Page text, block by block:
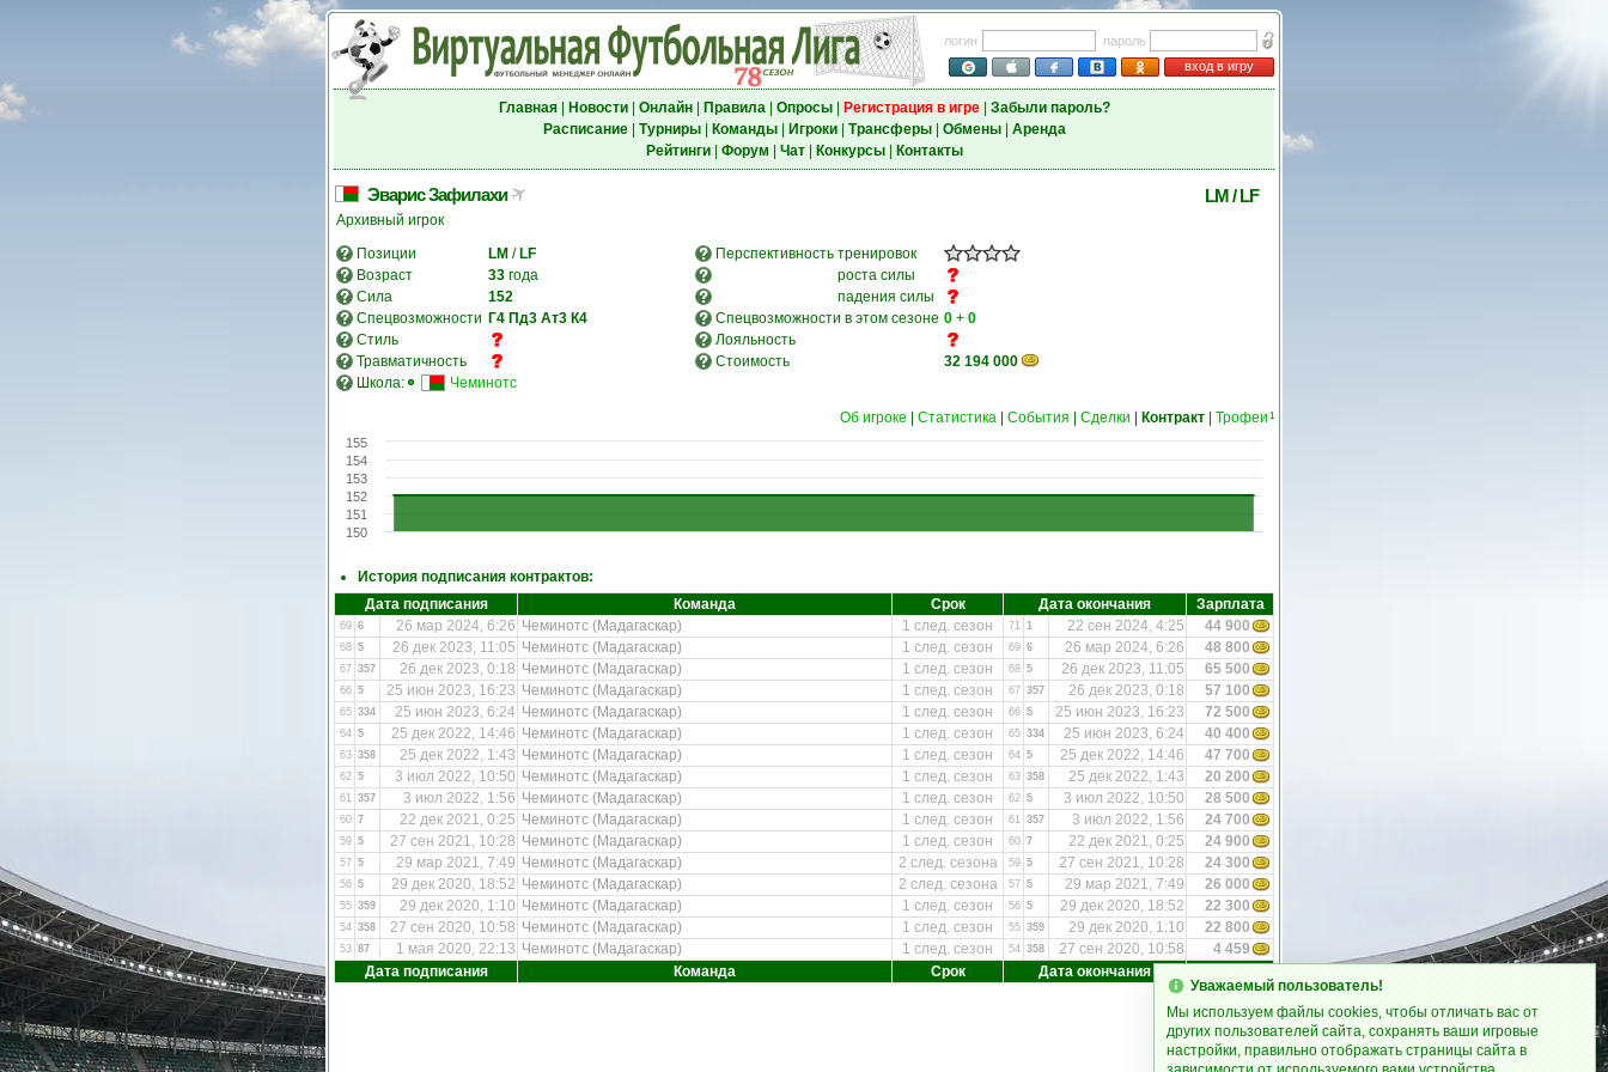
логин
пароль
вход в игру
Главная| Новости| Онлайн| Правила| Опросы| Регистрация в игре| Забыли пароль?
Расписание| Турниры| Команды| Игроки| Трансферы| Обмены| Аренда
Рейтинги| Форум Чат| Конкурсы| Контакты
Эварис Зафилахи LM / LF
Архивный игрок
Позиции
LM / LF Перспективность тренировок
Возраст
33 года
роста силы
Сила
152
падения силы
Спецвозможности Г4 Пд3 Ат3 К4 Спецвозможности в этом сезоне 0 + 0
Стиль
Лояльность
Травматичность
Стоимость
32 194 000
Школа:
Чеминотс
Об игроке Статистика События Сделки Контракт Трофеи 1
150
151
152
153
154
155
История подписания контрактов:
Дата подписания
Команда Срок Дата окончания Зарплата
69 6 26 мар 2024, 6:26 Чеминотс (Мадагаскар) 1 след. сезон 71 1 22 сен 2024, 4:25 44 900
68 5 26 дек 2023, 11:05 Чеминотс (Мадагаскар) 1 след. сезон 69 6 26 мар 2024, 6:26 48 800
67 357 26 дек 2023, 0:18 Чеминотс (Мадагаскар) 1 след. сезон 68 5 26 дек 2023, 11:05 65 500
66 5 25 июн 2023, 16:23 Чеминотс (Мадагаскар) 1 след. сезон 67 357 26 дек 2023, 0:18 57 100
65 334 25 июн 2023, 6:24 Чеминотс (Мадагаскар) 1 след. сезон 66 5 25 июн 2023, 16:23 72 500
64 5 25 дек 2022, 14:46 Чеминотс (Мадагаскар) 1 след. сезон 65 334 25 июн 2023, 6:24 40 400
63 358 25 дек 2022, 1:43 Чеминотс (Мадагаскар) 1 след. сезон 64 5 25 дек 2022, 14:46 47 700
62 5 3 июл 2022, 10:50 Чеминотс (Мадагаскар) 1 след. сезон 63 358 25 дек 2022, 1:43 20 200
61 357 3 июл 2022, 1:56 Чеминотс (Мадагаскар) 1 след. сезон 62 5 3 июл 2022, 10:50 28 500
60 7 22 дек 2021, 0:25 Чеминотс (Мадагаскар) 1 след. сезон 61 357 3 июл 2022, 1:56 24 700
59 5 27 сен 2021, 10:28 Чеминотс (Мадагаскар) 1 след. сезон 60 7 22 дек 2021, 0:25 24 900
57 5 29 мар 2021, 7:49 Чеминотс (Мадагаскар) 2 след. сезона 59 5 27 сен 2021, 10:28 24 300
56 5 29 дек 2020, 18:52 Чеминотс (Мадагаскар) 2 след. сезона 57 5 29 мар 2021, 7:49 26 000
55 359 29 дек 2020, 1:10 Чеминотс (Мадагаскар) 1 след. сезон 56 5 29 дек 2020, 18:52 22 300
54 358 27 сен 2020, 10:58 Чеминотс (Мадагаскар) 1 след. сезон 55 359 29 дек 2020, 1:10 22 800
53 87 1 мая 2020, 22:13 Чеминотс (Мадагаскар) 1 след. сезон 54 358 27 сен 2020, 10:58
4 459
Дата подписания
Команда Срок Дата окончания
Уважаемый пользователь!
Мы используем файлы cookies, чтобы отличать вас от
других пользователей сайта, сохранять ваши игровые
настройки, правильно отображать страницы сайта в